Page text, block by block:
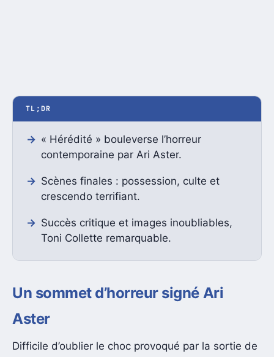
TL;DR
« Hérédité » bouleverse l’horreur
contemporaine par Ari Aster.
Scènes finales : possession, culte et
crescendo terrifiant.
Succès critique et images inoubliables,
Toni Collette remarquable.
Un sommet d’horreur signé Ari
Aster
Difficile d’oublier le choc provoqué par la sortie de